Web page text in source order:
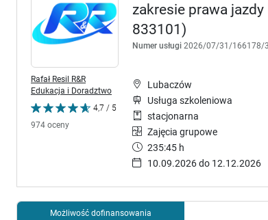
zakresie prawa
833101)
Numer usługi 2026/07/31/166178/
Rafał Resil R&R
Edukacja i Doradztwo
4,7 / 5
974 oceny
Lubaczów
Usługa szkoleniowa
stacjonarna
Zajęcia grupowe
235:45 h
10.09.2026 do 12.12.2026
Możliwość dofinansowania